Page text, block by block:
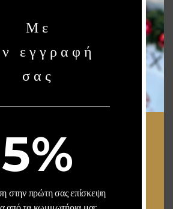
news, receive exclusive deals, and more.
Με
εγγραφή
σας
5%
στην πρώτη σας επίσκεψη